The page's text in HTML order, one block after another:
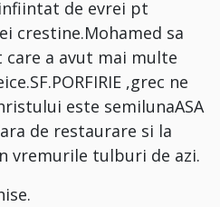
de evrei pt
crestine.Mohamed sa
a avut mai multe
,grec ne
este semilunaASA
de restaurare si la
vremurile tulburi de azi.